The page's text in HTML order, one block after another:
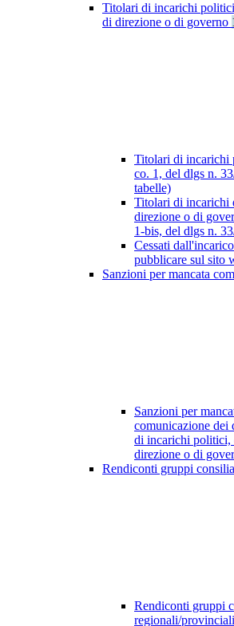
Titolari di incarichi
di direzione o di governo
Titolari di incarichi
co. 1, del dlgs n.
tabelle)
Titolari di incarichi
direzione o di
1-bis, del dlgs n.
Cessati
pubblicare sul sito
Sanzioni per mancata
Sanzioni per
comunicazione dei
di incarichi politici,
direzione o di
Rendiconti gruppi
Rendiconti gruppi
regionali/provinciali